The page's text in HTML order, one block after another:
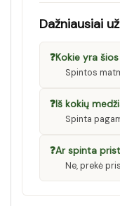
Dažniausiai
❓Kokie yra
Spintos
❓Iš kokių
Spinta
❓Ar spinta
Ne, prekė